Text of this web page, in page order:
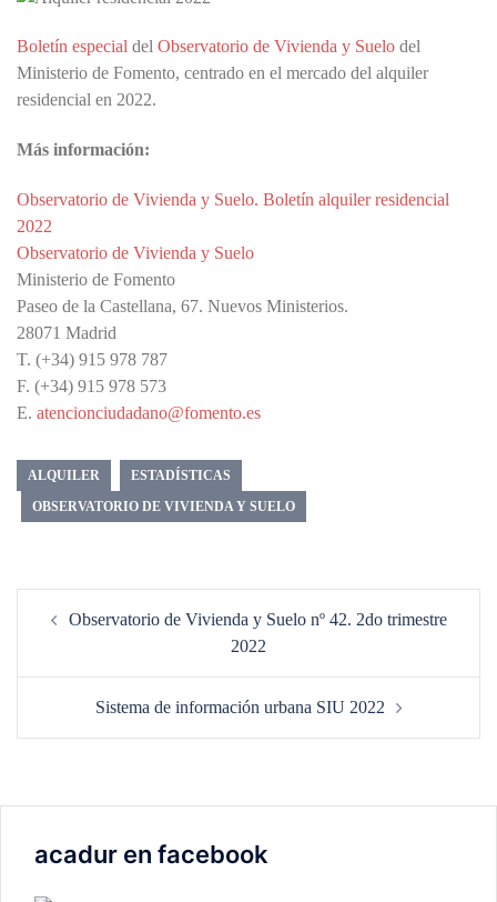
Boletín especial del Observatorio de Vivienda y Suelo del
Ministerio de Fomento, centrado en el mercado del alquiler
residencial en 2022.
Más información:
Observatorio de Vivienda y Suelo. Boletín alquiler residencial
2022
Observatorio de Vivienda y Suelo
Ministerio de Fomento
Paseo de la Castellana, 67. Nuevos Ministerios.
28071 Madrid
T. (+34) 915 978 787
F. (+34) 915 978 573
E. atencionciudadano@fomento.es
ALQUILER
ESTADÍSTICAS
OBSERVATORIO DE VIVIENDA Y SUELO
Observatorio de Vivienda y Suelo nº 42. 2do trimestre
2022
Sistema de información urbana SIU 2022
acadur en facebook